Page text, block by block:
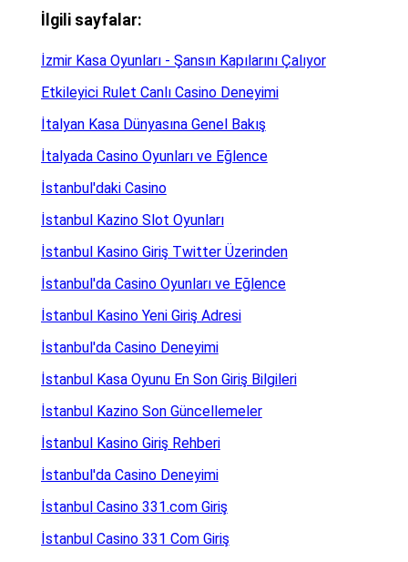
İlgili sayfalar:
İzmir Kasa Oyunları - Şansın Kapılarını Çalıyor
Etkileyici Rulet Canlı Casino Deneyimi
İtalyan Kasa Dünyasına Genel Bakış
İtalyada Casino Oyunları ve Eğlence
İstanbul'daki Casino
İstanbul Kazino Slot Oyunları
İstanbul Kasino Giriş Twitter Üzerinden
İstanbul'da Casino Oyunları ve Eğlence
İstanbul Kasino Yeni Giriş Adresi
İstanbul'da Casino Deneyimi
İstanbul Kasa Oyunu En Son Giriş Bilgileri
İstanbul Kazino Son Güncellemeler
İstanbul Kasino Giriş Rehberi
İstanbul'da Casino Deneyimi
İstanbul Casino 331.com Giriş
İstanbul Casino 331 Com Giriş